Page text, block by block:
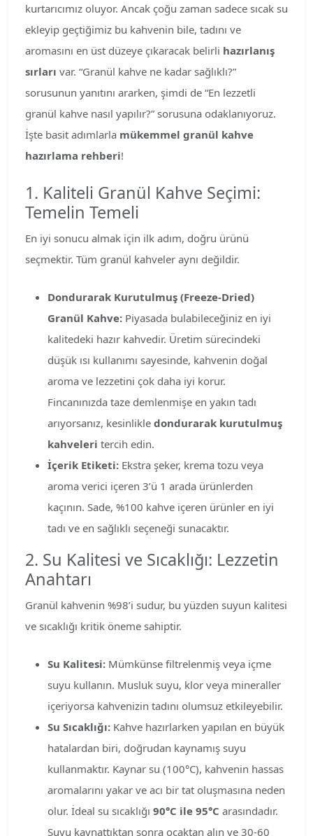
kurtarıcımız oluyor. Ancak çoğu zaman sadece sıcak su
ekleyip geçtiğimiz bu kahvenin bile, tadını ve
aromasını en üst düzeye çıkaracak belirli hazırlanış
sırları var. “Granül kahve ne kadar sağlıklı?”
sorusunun yanıtını ararken, şimdi de “En lezzetli
granül kahve nasıl yapılır?” sorusuna odaklanıyoruz.
İşte basit adımlarla mükemmel granül kahve
hazırlama rehberi!
1. Kaliteli Granül Kahve Seçimi:
Temelin Temeli
En iyi sonucu almak için ilk adım, doğru ürünü
seçmektir. Tüm granül kahveler aynı değildir.
Dondurarak Kurutulmuş (Freeze-Dried)
Granül Kahve: Piyasada bulabileceğiniz en iyi
kalitedeki hazır kahvedir. Üretim sürecindeki
düşük ısı kullanımı sayesinde, kahvenin doğal
aroma ve lezzetini çok daha iyi korur.
Fincanınızda taze demlenmişe en yakın tadı
arıyorsanız, kesinlikle dondurarak kurutulmuş
kahveleri tercih edin.
İçerik Etiketi: Ekstra şeker, krema tozu veya
aroma verici içeren 3’ü 1 arada ürünlerden
kaçının. Sade, %100 kahve içeren ürünler en iyi
tadı ve en sağlıklı seçeneği sunacaktır.
2. Su Kalitesi ve Sıcaklığı: Lezzetin
Anahtarı
Granül kahvenin %98’i sudur, bu yüzden suyun kalitesi
ve sıcaklığı kritik öneme sahiptir.
Su Kalitesi: Mümkünse filtrelenmiş veya içme
suyu kullanın. Musluk suyu, klor veya mineraller
içeriyorsa kahvenizin tadını olumsuz etkileyebilir.
Su Sıcaklığı: Kahve hazırlarken yapılan en büyük
hatalardan biri, doğrudan kaynamış suyu
kullanmaktır. Kaynar su (100°C), kahvenin hassas
aromalarını yakar ve acı bir tat oluşmasına neden
olur. İdeal su sıcaklığı 90°C ile 95°C arasındadır.
Suyu kaynattıktan sonra ocaktan alın ve 30-60